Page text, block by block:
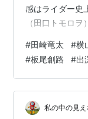
感はライダー史
（田口トモロ
#田崎竜太 #横
#板尾創路 #出
私の中の見